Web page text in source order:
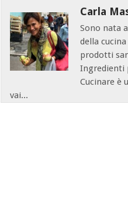
Carla
Sono nata
della
prodotti
Ingredienti
Cucinare è
vai...